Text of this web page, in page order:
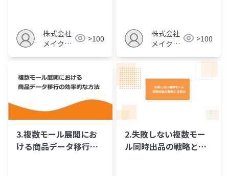
株式会社
メイクア
>100
株式会社
メイクア
>100
3.複数モール展開にお
ける商品データ移行の
2.失敗しない複数モー
ル同時出品の戦略と注